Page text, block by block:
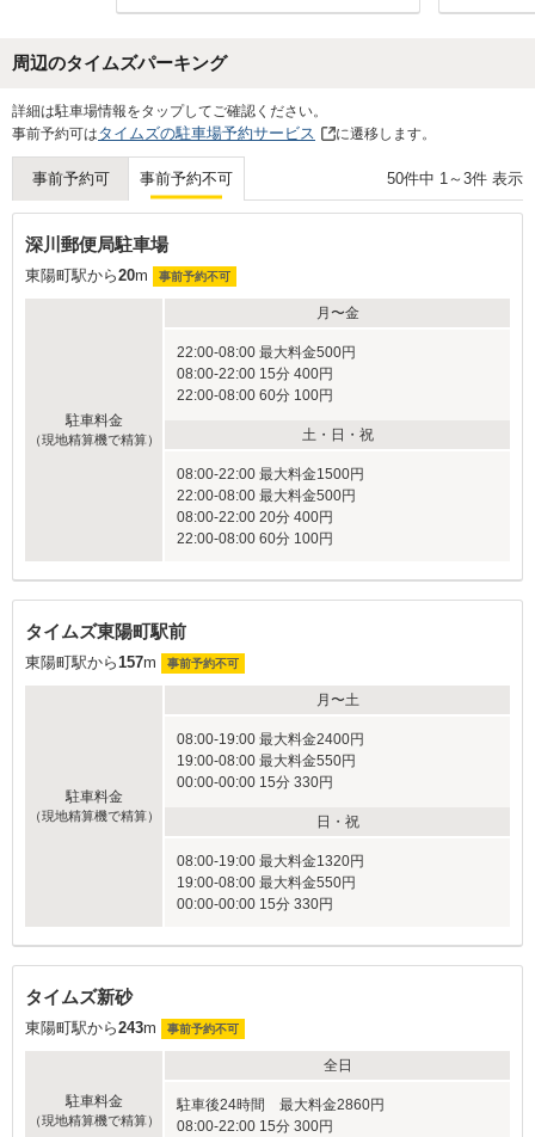
また機会があれば利用したいと感じま
また、近隣
く、パーク
周辺のタイムズパーキング
詳細は駐車場情報をタップしてご確認ください。
事前予約可はタイムズの駐車場予約サービス に遷移します。
事前予約可 事前予約不可 50件中 1 ～ 3件 表示
深川郵便局駐車場
東陽町駅から20m 事前予約不可
駐車料金
（現地精算機で精算）
月〜金
22:00-08:00 最大料金500円
08:00-22:00 15分 400円
22:00-08:00 60分 100円
土・日・祝
08:00-22:00 最大料金1500円
22:00-08:00 最大料金500円
08:00-22:00 20分 400円
22:00-08:00 60分 100円
タイムズ東陽町駅前
東陽町駅から157m 事前予約不可
駐車料金
（現地精算機で精算）
月〜土
08:00-19:00 最大料金2400円
19:00-08:00 最大料金550円
00:00-00:00 15分 330円
日・祝
08:00-19:00 最大料金1320円
19:00-08:00 最大料金550円
00:00-00:00 15分 330円
タイムズ新砂
東陽町駅から243m 事前予約不可
駐車料金
（現地精算機で精算）
全日
駐車後24時間 最大料金2860円
08:00-22:00 15分 300円